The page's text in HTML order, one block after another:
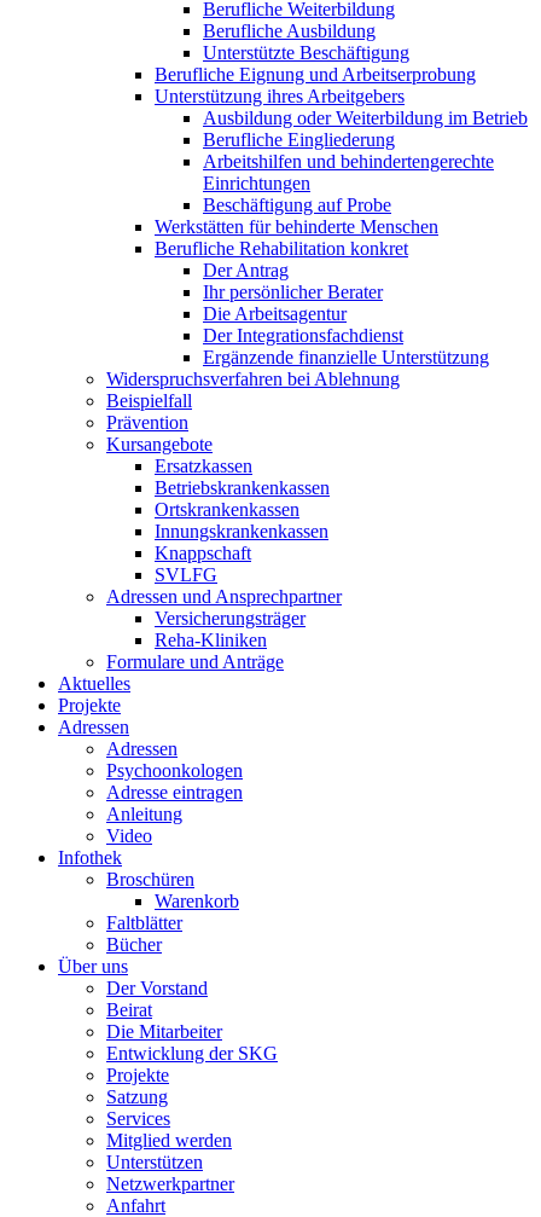
Berufliche Weiterbildung
Berufliche Ausbildung
Unterstützte Beschäftigung
Berufliche Eignung und Arbeitserprobung
Unterstützung ihres Arbeitgebers
Ausbildung oder Weiterbildung im Betrieb
Berufliche Eingliederung
Arbeitshilfen und behindertengerechte
Einrichtungen
Beschäftigung auf Probe
Werkstätten für behinderte Menschen
Berufliche Rehabilitation konkret
Der Antrag
Ihr persönlicher Berater
Die Arbeitsagentur
Der Integrationsfachdienst
Ergänzende finanzielle Unterstützung
Widerspruchsverfahren bei Ablehnung
Beispielfall
Prävention
Kursangebote
Ersatzkassen
Betriebskrankenkassen
Ortskrankenkassen
Innungskrankenkassen
Knappschaft
SVLFG
Adressen und Ansprechpartner
Versicherungsträger
Reha-Kliniken
Formulare und Anträge
Aktuelles
Projekte
Adressen
Adressen
Psychoonkologen
Adresse eintragen
Anleitung
Video
Infothek
Broschüren
Warenkorb
Faltblätter
Bücher
Über uns
Der Vorstand
Beirat
Die Mitarbeiter
Entwicklung der SKG
Projekte
Satzung
Services
Mitglied werden
Unterstützen
Netzwerkpartner
Anfahrt